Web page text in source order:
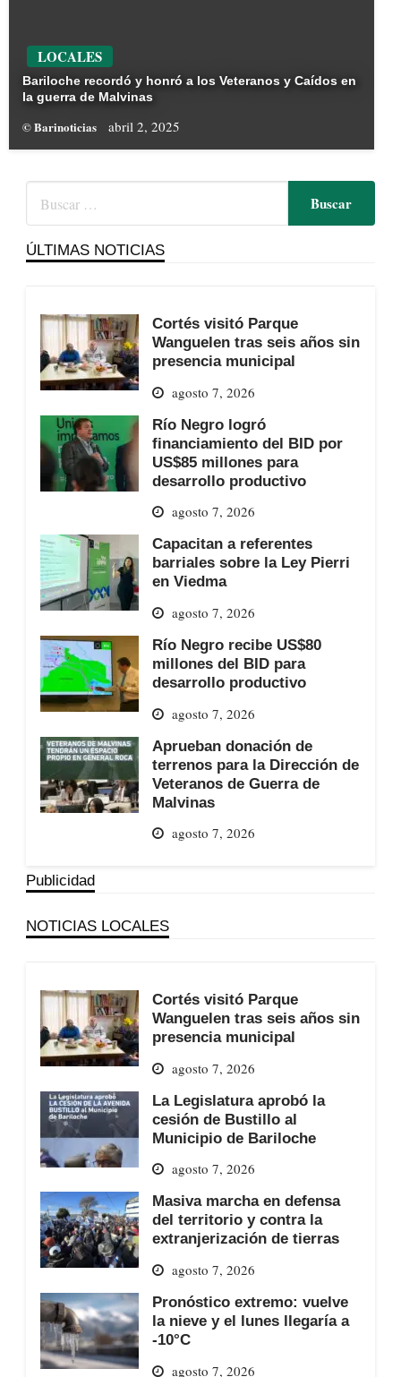
LOCALES
Bariloche recordó y honró a los Veteranos y Caídos en
la guerra de Malvinas
© Barinoticias abril 2, 2025
ÚLTIMAS NOTICIAS
Cortés visitó Parque
Wanguelen tras seis años sin
presencia municipal
agosto 7, 2026
Río Negro logró
financiamiento del BID por
US$85 millones para
desarrollo productivo
agosto 7, 2026
Capacitan a referentes
barriales sobre la Ley Pierri
en Viedma
agosto 7, 2026
Río Negro recibe US$80
millones del BID para
desarrollo productivo
agosto 7, 2026
Aprueban donación de
terrenos para la Dirección de
Veteranos de Guerra de
Malvinas
agosto 7, 2026
Publicidad
NOTICIAS LOCALES
Cortés visitó Parque
Wanguelen tras seis años sin
presencia municipal
agosto 7, 2026
La Legislatura aprobó la
cesión de Bustillo al
Municipio de Bariloche
agosto 7, 2026
Masiva marcha en defensa
del territorio y contra la
extranjerización de tierras
agosto 7, 2026
Pronóstico extremo: vuelve
la nieve y el lunes llegaría a
-10°C
agosto 7, 2026